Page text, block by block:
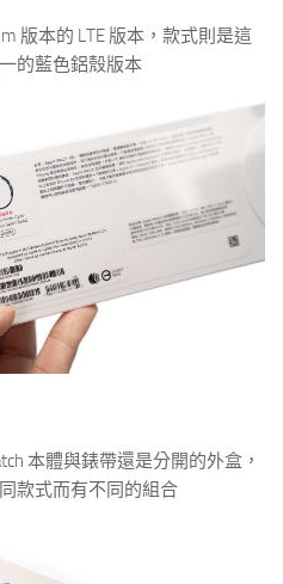
版本的 LTE 版本，款式則是這
的藍色鋁殼版本
本體與錶帶還是分開的外盒，
款式而有不同的組合